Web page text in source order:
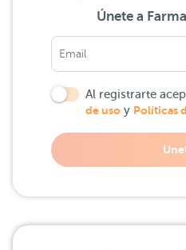
Únete a
Al registrarte
de uso y Políticas